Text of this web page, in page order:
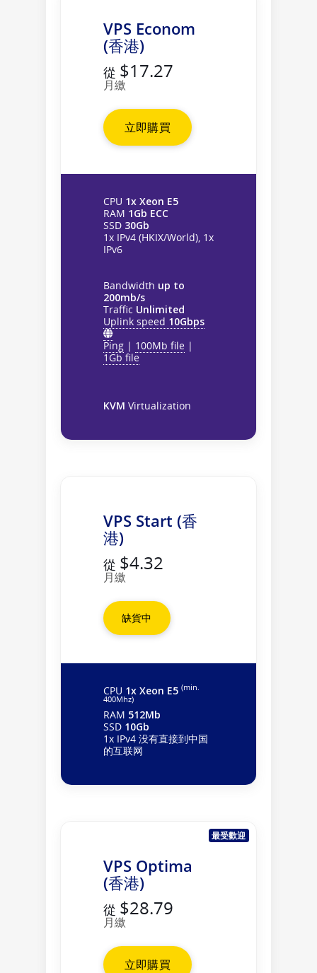
VPS Econom
(香港)
從 $17.27
月繳
立即購買
CPU 1x Xeon E5
RAM 1Gb ECC
SSD 30Gb
1x IPv4 (HKIX/World), 1x
IPv6
Bandwidth up to
200mb/s
Traffic Unlimited
Uplink speed 10Gbps
Ping| 100Mb file|
1Gb file
KVM Virtualization
VPS Start (香
港)
從 $4.32
月繳
缺貨中
CPU 1x Xeon E5 (min.
400Mhz)
RAM 512Mb
SSD 10Gb
1x IPv4 没有直接到中国
的互联网
最受歡迎
VPS Optima
(香港)
從 $28.79
月繳
立即購買